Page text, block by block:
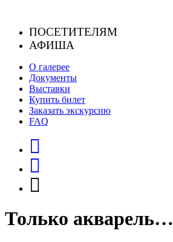
contentПОСЕТИТЕЛЯМ
АФИША
О галерее
Документы
Выставки
Купить билет
Заказать экскурсию
FAQ
Только акварель…